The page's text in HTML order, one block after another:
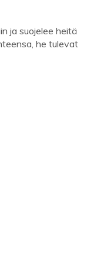
ja suojelee heitä
he tulevat